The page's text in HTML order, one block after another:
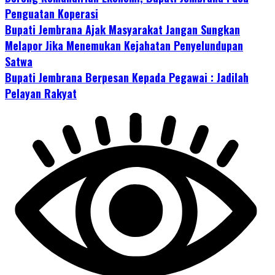
Penguatan Koperasi
Bupati Jembrana Ajak Masyarakat Jangan Sungkan
Melapor Jika Menemukan Kejahatan Penyelundupan
Satwa
Bupati Jembrana Berpesan Kepada Pegawai : Jadilah
Pelayan Rakyat